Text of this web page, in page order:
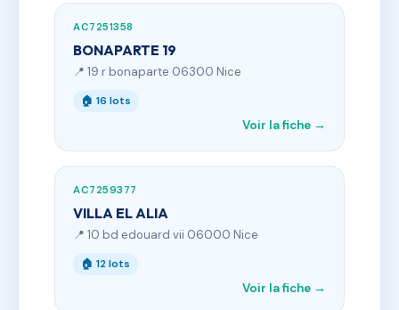
AC7251358
BONAPARTE 19
📍 19 r bonaparte 06300 Nice
🏠 16 lots
Voir la fiche →
AC7259377
VILLA EL ALIA
📍 10 bd edouard vii 06000 Nice
🏠 12 lots
Voir la fiche →